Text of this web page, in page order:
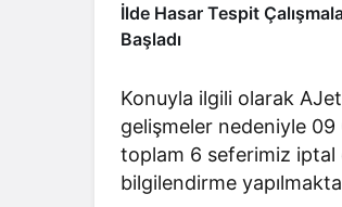
İlde Hasar Tespit
Başladı
Konuyla ilgili olarak AJet
gelişmeler nedeniyle 09
toplam 6 seferimiz iptal
bilgilendirme